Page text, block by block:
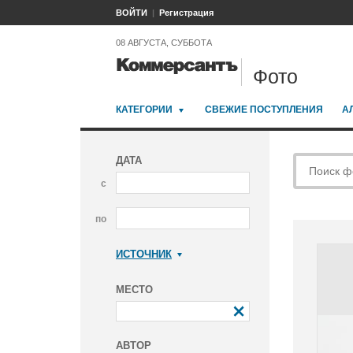
ВОЙТИ Регистрация
08 АВГУСТА, СУББОТА
Фото
КАТЕГОРИИ СВЕЖИЕ ПОСТУПЛЕНИЯ
ДАТА
с
по
ИСТОЧНИК
МЕСТО
АВТОР